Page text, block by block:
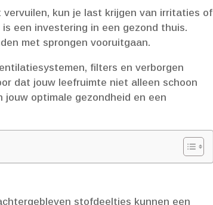
kun je last krijgen van irritaties of
een investering in een gezond thuis.​
met sprongen vooruitgaan.​
filters en verborgen
dat jouw leefruimte niet alleen schoon
optimale gezondheid en een
stofdeeltjes kunnen een